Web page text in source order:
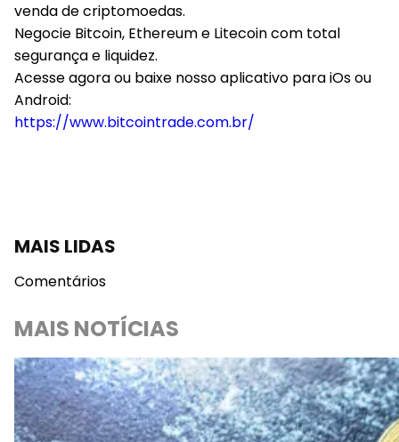
venda de criptomoedas.
Negocie Bitcoin, Ethereum e Litecoin com total
segurança e liquidez.
Acesse agora ou baixe nosso aplicativo para iOs ou
Android:
https://www.bitcointrade.com.br/
MAIS LIDAS
Comentários
MAIS NOTÍCIAS